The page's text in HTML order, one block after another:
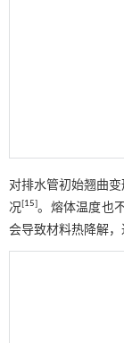
对排水管初始翘曲
况[15]。熔体温度也
会导致材料热降解